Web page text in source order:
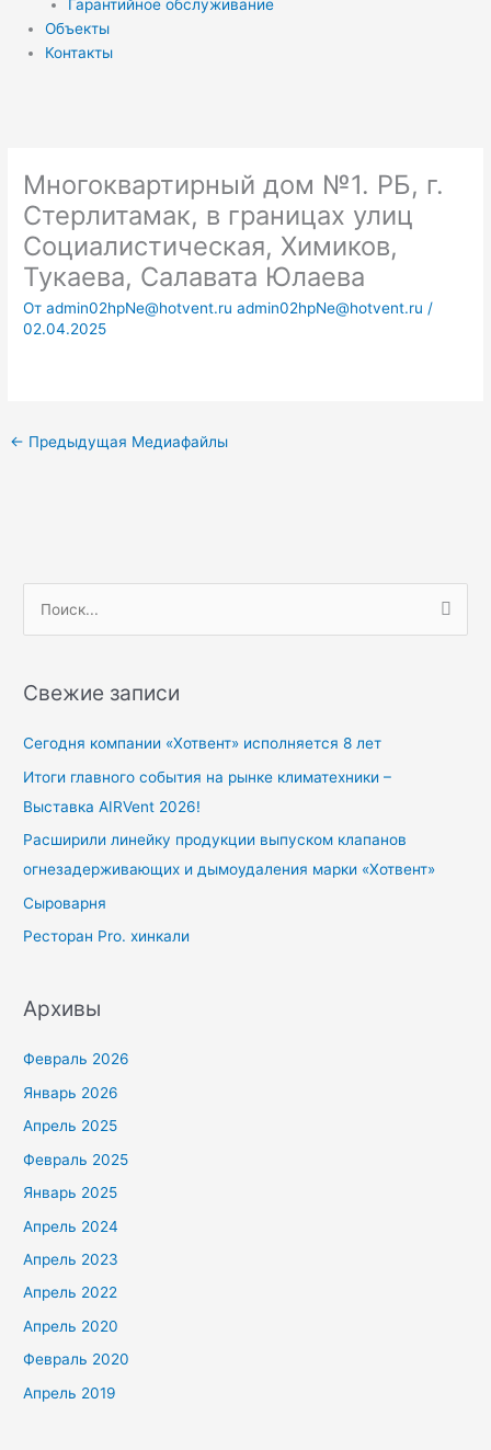
Гарантийное обслуживание
Объекты
Контакты
Многоквартирный дом №1. РБ, г.
Стерлитамак, в границах улиц
Социалистическая, Химиков,
Тукаева, Салавата Юлаева
Отadmin02hpNe@hotvent.ru admin02hpNe@hotvent.ru /
02.04.2025
← Предыдущая Медиафайлы
с
Свежие записи
Сегодня компании «Хотвент» исполняется 8 лет
Итоги главного события на рынке климатехники –
Выставка AIRVent 2026!
Расширили линейку продукции выпуском клапанов
огнезадерживающих и дымоудаления марки «Хотвент»
Сыроварня
Ресторан Pro. хинкали
Архивы
Февраль 2026
Январь 2026
Апрель 2025
Февраль 2025
Январь 2025
Апрель 2024
Апрель 2023
Апрель 2022
Апрель 2020
Февраль 2020
Апрель 2019